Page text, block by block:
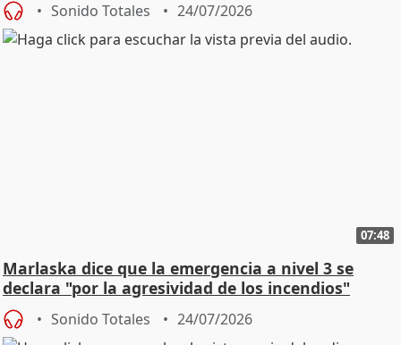
Sonido Totales 24/07/2026
07:48
Marlaska dice que la emergencia a nivel 3 se
declara "por la agresividad de los incendios"
Sonido Totales 24/07/2026